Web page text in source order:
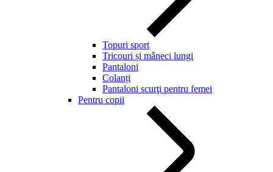
Topuri sport
Tricouri și mâneci lungi
Pantaloni
Colanți
Pantaloni scurţi pentru femei
Pentru copii